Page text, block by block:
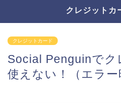
クレジットカ
クレジットカード
Social Penguinでク
使えない！（エラー